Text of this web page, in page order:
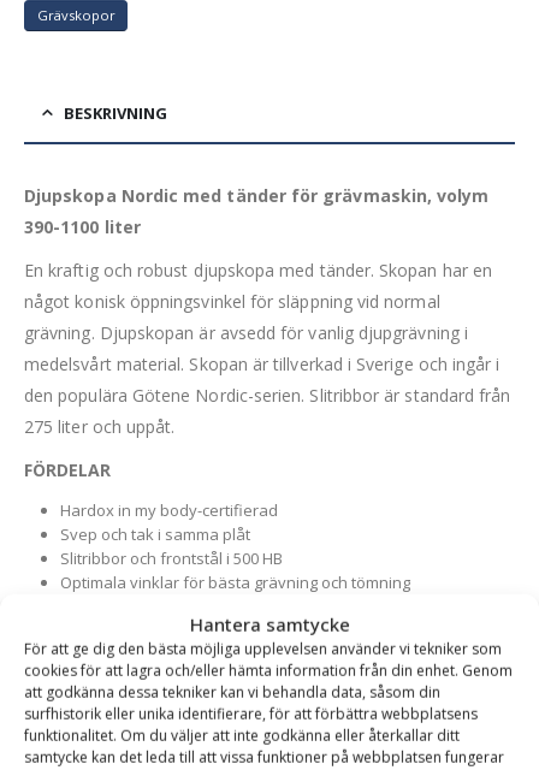
Hantera samtycke
För att ge dig den bästa möjliga upplevelsen använder vi tekniker som
cookies för att lagra och/eller hämta information från din enhet. Genom
att godkänna dessa tekniker kan vi behandla data, såsom din
surfhistorik eller unika identifierare, för att förbättra webbplatsens
funktionalitet. Om du väljer att inte godkänna eller återkallar ditt
samtycke kan det leda till att vissa funktioner på webbplatsen fungerar
Grävskopor
BESKRIVNING
Djupskopa Nordic med tänder för grävmaskin, volym
390-1100 liter
En kraftig och robust djupskopa med tänder. Skopan har en
något konisk öppningsvinkel för släppning vid normal
grävning. Djupskopan är avsedd för vanlig djupgrävning i
medelsvårt material. Skopan är tillverkad i Sverige och ingår i
den populära Götene Nordic-serien. Slitribbor är standard från
275 liter och uppåt.
FÖRDELAR
Hardox in my body-certifierad
Svep och tak i samma plåt
Slitribbor och frontstål i 500 HB
Optimala vinklar för bästa grävning och tömning
Varianttabell
Artikelnummer Fäste Volym (l) Bredd (mm)
Rek.
GUFO-29215-s45
S45 390 l 800 mm 8-9 ton